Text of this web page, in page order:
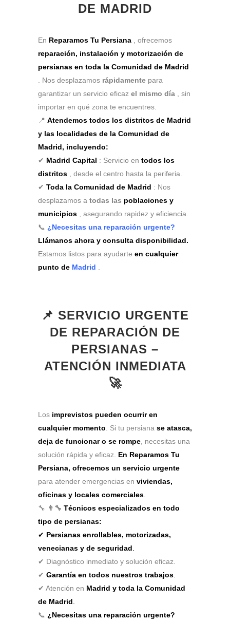
DE MADRID
En Reparamos Tu Persiana , ofrecemos
reparación, instalación y motorización de
persianas en toda la Comunidad de Madrid
. Nos desplazamos rápidamente para
garantizar un servicio eficaz el mismo día , sin
importar en qué zona te encuentres.
📍 Atendemos todos los distritos de Madrid
y las localidades de la Comunidad de
Madrid, incluyendo:
✔ Madrid Capital : Servicio en todos los
distritos , desde el centro hasta la periferia.
✔ Toda la Comunidad de Madrid : Nos
desplazamos a todas las poblaciones y
municipios , asegurando rapidez y eficiencia.
📞 ¿Necesitas una reparación urgente?
Llámanos ahora y consulta disponibilidad.
Estamos listos para ayudarte en cualquier
punto de Madrid .
📌 SERVICIO URGENTE
DE REPARACIÓN DE
PERSIANAS –
ATENCIÓN INMEDIATA
🚀
Los imprevistos pueden ocurrir en
cualquier momento. Si tu persiana se atasca,
deja de funcionar o se rompe, necesitas una
solución rápida y eficaz. En Reparamos Tu
Persiana, ofrecemos un servicio urgente
para atender emergencias en viviendas,
oficinas y locales comerciales.
🔧 👨‍🔧 Técnicos especializados en todo
tipo de persianas:
✔ Persianas enrollables, motorizadas,
venecianas y de seguridad.
✔ Diagnóstico inmediato y solución eficaz.
✔ Garantía en todos nuestros trabajos.
✔ Atención en Madrid y toda la Comunidad
de Madrid.
📞 ¿Necesitas una reparación urgente?